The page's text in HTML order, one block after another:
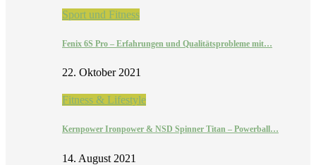
Sport und Fitness
Fenix 6S Pro – Erfahrungen und Qualitätsprobleme mit…
22. Oktober 2021
Fitness & Lifestyle
Kernpower Ironpower & NSD Spinner Titan – Powerball…
14. August 2021